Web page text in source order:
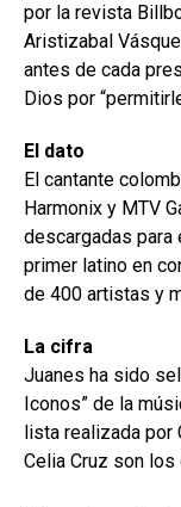
por la revista
Aristizabal
antes de cada
Dios por
El dato
El cantante
Harmonix y MTV
descargadas para
primer latino en
de 400 artistas y
La cifra
Juanes ha sido
Iconos” de la
lista realizada por
Celia Cruz son